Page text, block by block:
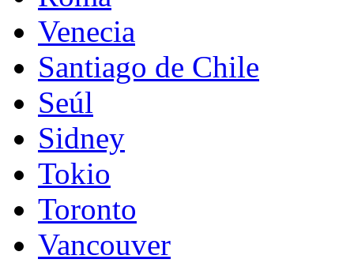
Venecia
Santiago de Chile
Seúl
Sidney
Tokio
Toronto
Vancouver